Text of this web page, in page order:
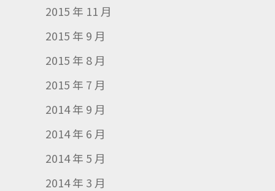
2015 年 11 月
2015 年 9 月
2015 年 8 月
2015 年 7 月
2014 年 9 月
2014 年 6 月
2014 年 5 月
2014 年 3 月